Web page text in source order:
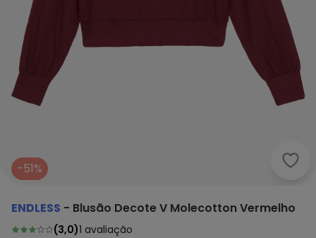
-51%
ENDLESS - Blusão Decote V Molecotton Vermelho
(3,0)1 avaliação